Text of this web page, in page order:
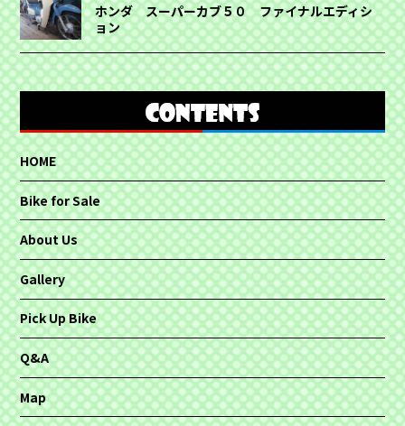
ホンダ スーパーカブ５０ ファイナルエディシ
ョン
HOME
Bike for Sale
About Us
Gallery
Pick Up Bike
Q&A
Map